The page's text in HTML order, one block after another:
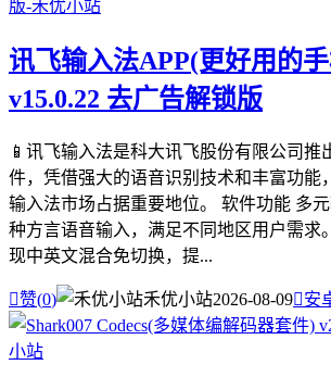
讯飞输入法APP(更好用的
v15.0.22 去广告解锁版
📱讯飞输入法是科大讯飞股份有限公司推
件，凭借强大的语音识别技术和丰富功能
输入法市场占据重要地位。 软件功能 多
种方言语音输入，满足不同地区用户需求
现中英文混合免切换，提...
赞(0) 禾优小站2026-08-09安